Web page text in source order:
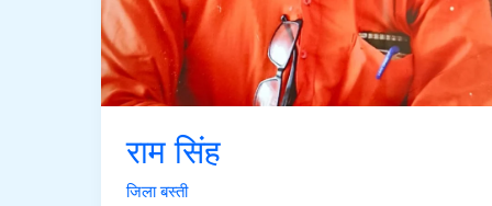
राम सिंह
जिला बस्ती